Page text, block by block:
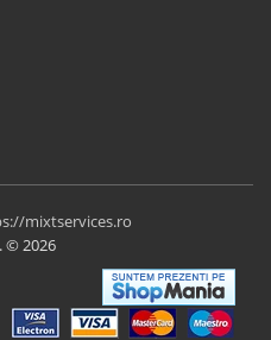
mixtservices.ro
© 2026